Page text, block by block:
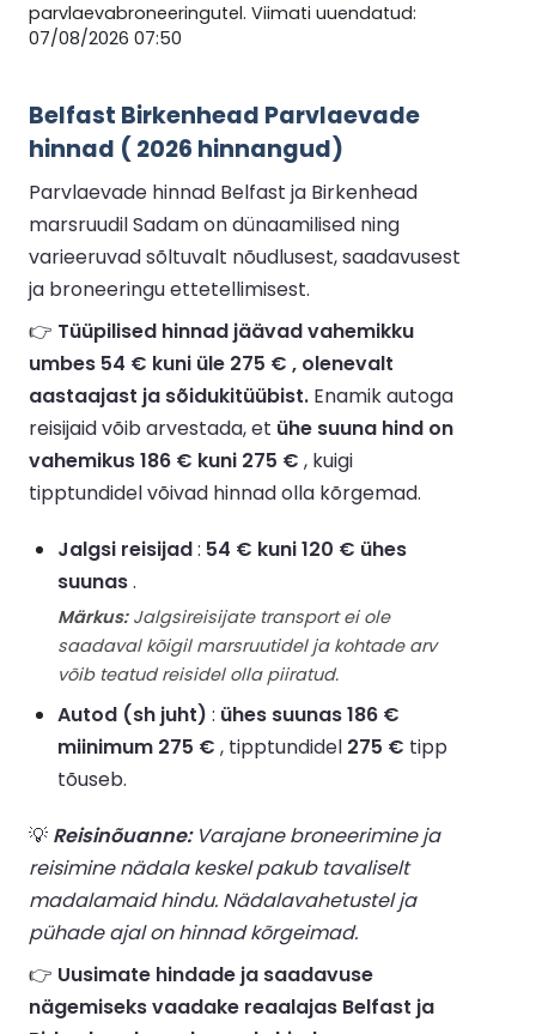
parvlaevabroneeringutel. Viimati uuendatud:
07/08/2026 07:50
Belfast Birkenhead Parvlaevade
hinnad ( 2026 hinnangud)
Parvlaevade hinnad Belfast ja Birkenhead
marsruudil Sadam on dünaamilised ning
varieeruvad sõltuvalt nõudlusest, saadavusest
ja broneeringu ettetellimisest.
👉 Tüüpilised hinnad jäävad vahemikku
umbes 54 € kuni üle 275 € , olenevalt
aastaajast ja sõidukitüübist. Enamik autoga
reisijaid võib arvestada, et ühe suuna hind on
vahemikus 186 € kuni 275 € , kuigi
tipptundidel võivad hinnad olla kõrgemad.
Jalgsi reisijad: 54 € kuni 120 € ühes
suunas.
Märkus:Jalgsireisijate transport ei ole
saadaval kõigil marsruutidel ja kohtade arv
võib teatud reisidel olla piiratud.
Autod (sh juht) : ühes suunas 186 €
miinimum 275 € , tipptundidel 275 € tipp
tõuseb.
💡 Reisinõuanne:Varajane broneerimine ja
reisimine nädala keskel pakub tavaliselt
madalamaid hindu. Nädalavahetustel ja
pühade ajal on hinnad kõrgeimad.
👉 Uusimate hindade ja saadavuse
nägemiseks vaadake reaalajas Belfast ja